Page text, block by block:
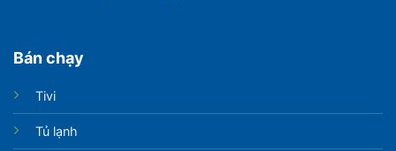
Bán chạy
Tivi
Tủ lạnh